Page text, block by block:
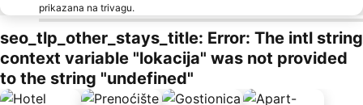
prikazana na trivagu.
seo_tlp_other_stays_title: Error: The intl string
context variable "lokacija" was not provided
to the string "undefined"